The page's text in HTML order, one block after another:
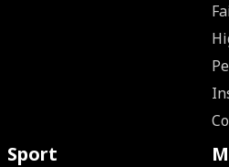
Sport